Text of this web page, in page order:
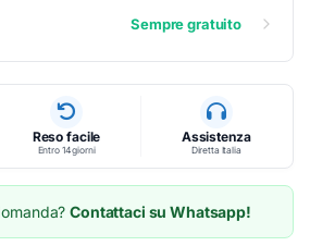
Sempre gratuito
Reso facile
Entro 14 giorni
Assistenza
Diretta Italia
Contattaci su Whatsapp!